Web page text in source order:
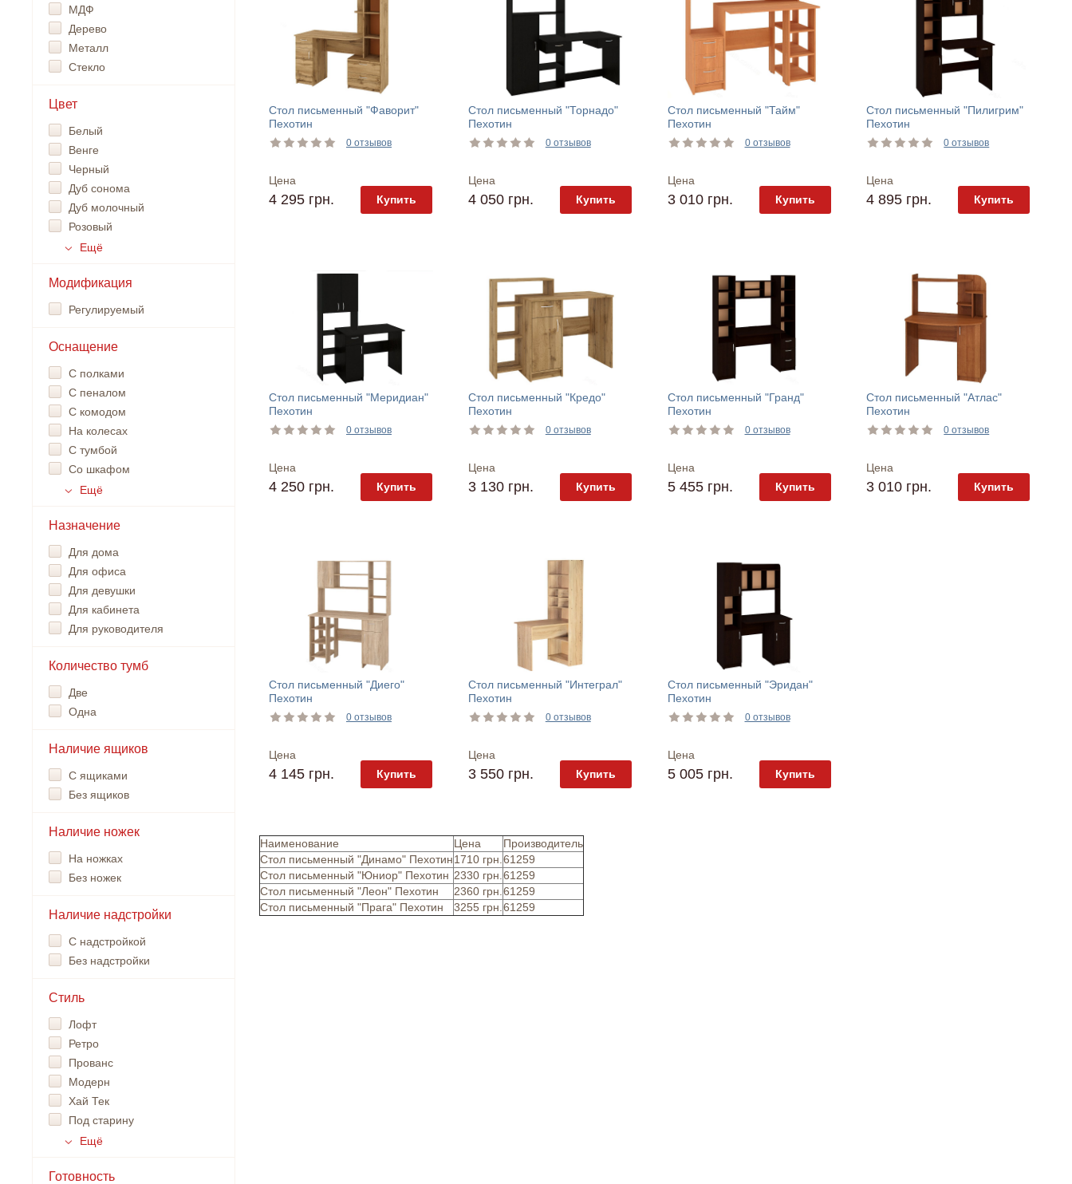
МДФ
Дерево
Металл
Стекло
Цвет
Белый
Венге
Черный
Дуб сонома
Дуб молочный
Розовый
Ещё
Модификация
Регулируемый
Оснащение
С полками
С пеналом
С комодом
На колесах
С тумбой
Со шкафом
Ещё
Назначение
Для дома
Для офиса
Для девушки
Для кабинета
Для руководителя
Количество тумб
Две
Одна
Наличие ящиков
С ящиками
Без ящиков
Наличие ножек
На ножках
Без ножек
Наличие надстройки
С надстройкой
Без надстройки
Стиль
Лофт
Ретро
Прованс
Модерн
Хай Тек
Под старину
Ещё
Готовность
Стол письменный "Фаворит"
Пехотин
0 отзывов
Цена
4 295 грн. Купить
Стол письменный "Торнадо"
Пехотин
0 отзывов
Цена
4 050 грн. Купить
Стол письменный "Тайм"
Пехотин
0 отзывов
Цена
3 010 грн. Купить
Стол письменный "Пилигрим"
Пехотин
0 отзывов
Цена
4 895 грн. Купить
Стол письменный "Меридиан"
Пехотин
0 отзывов
Цена
4 250 грн. Купить
Стол письменный "Кредо"
Пехотин
0 отзывов
Цена
3 130 грн. Купить
Стол письменный "Гранд"
Пехотин
0 отзывов
Цена
5 455 грн. Купить
Стол письменный "Атлас"
Пехотин
0 отзывов
Цена
3 010 грн. Купить
Стол письменный "Диего"
Пехотин
0 отзывов
Цена
4 145 грн. Купить
Стол письменный "Интеграл"
Пехотин
0 отзывов
Цена
3 550 грн. Купить
Стол письменный "Эридан"
Пехотин
0 отзывов
Цена
5 005 грн. Купить
Наименование Цена
Производитель
Стол письменный "Динамо" Пехотин1710 грн. 61259
Стол письменный "Юниор" Пехотин 2330 грн. 61259
Стол письменный "Леон" Пехотин
2360 грн. 61259
Стол письменный "Прага" Пехотин
3255 грн. 61259